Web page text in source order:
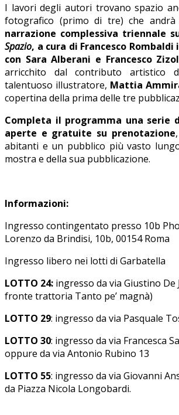
I lavori degli autori trovano spazio
fotografico (primo di tre) che
narrazione complessiva triennale
Spazio, a cura di Francesco
con Sara Alberani e Francesco
arricchito dal contributo artistico
talentuoso illustratore, Mattia
copertina della prima delle tre
Completa il programma una serie
aperte e gratuite su prenotazione
abitanti e un pubblico più vasto
mostra e della sua pubblicazione.
Informazioni:
Ingresso contingentato presso 10b
Lorenzo da Brindisi, 10b, 00154 Roma
Ingresso libero nei lotti di Garbatella
LOTTO 24: ingresso da via Giustino De
fronte trattoria Tanto pe’ magnà)
LOTTO 29: ingresso da via Pasquale
LOTTO 30: ingresso da via Francesca
oppure da via Antonio Rubino 13
LOTTO 55: ingresso da via Giovanni
da Piazza Nicola Longobardi.